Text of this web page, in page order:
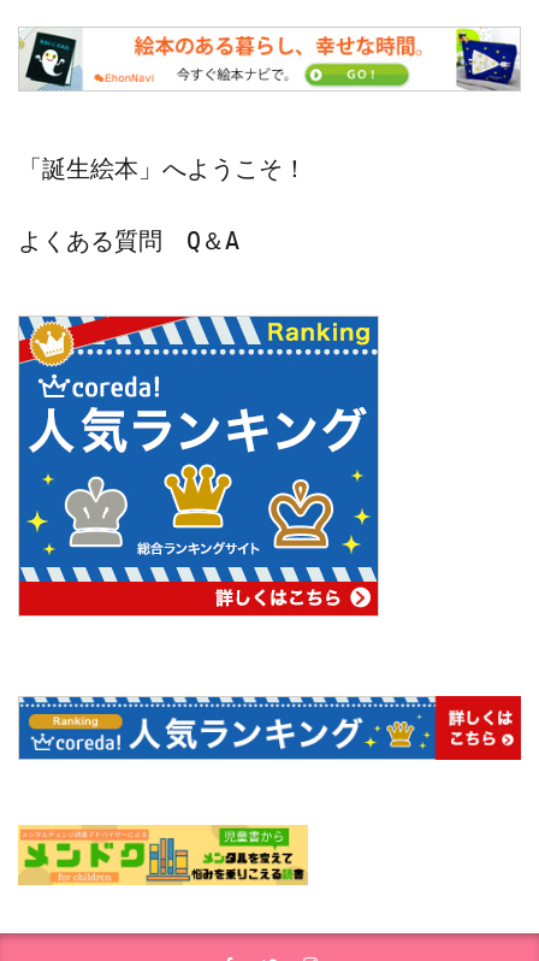
「誕生絵本」へようこそ！
よくある質問　Q＆A